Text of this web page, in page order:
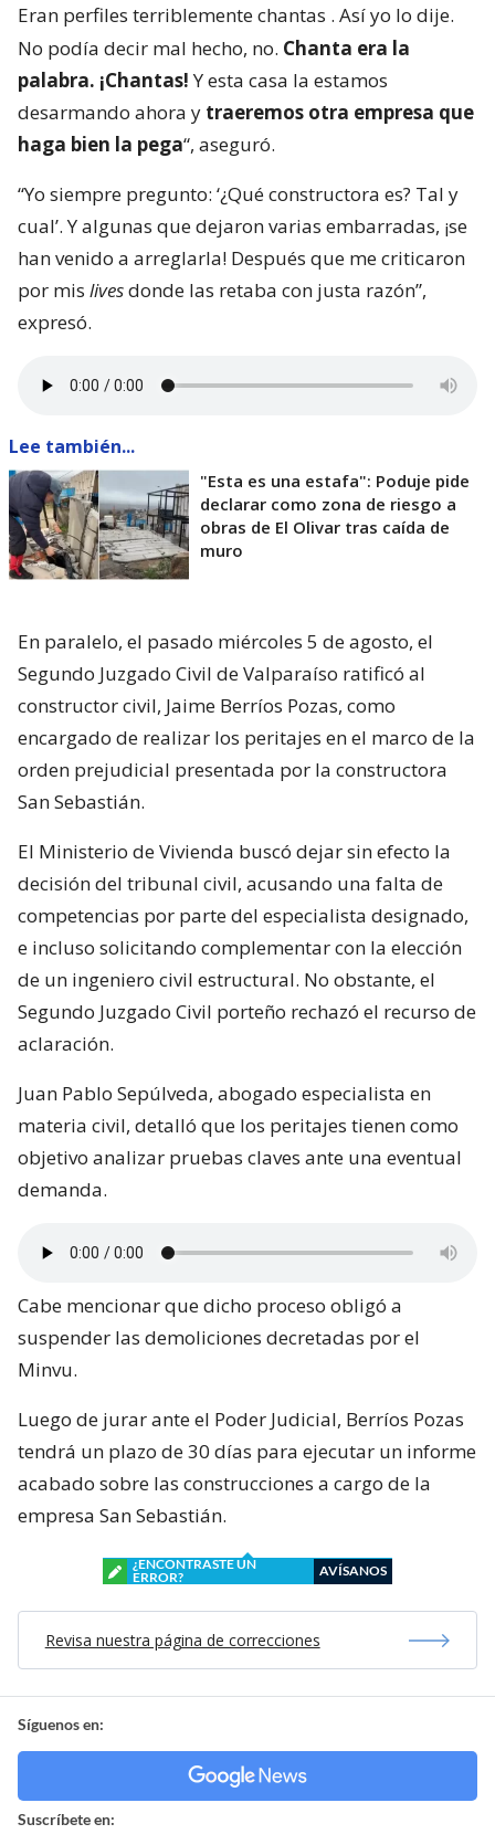
Eran perfiles terriblemente chantas . Así yo lo dije.
No podía decir mal hecho, no. Chanta era la
palabra. ¡Chantas!Y esta casa la estamos
desarmando ahora y traeremos otra empresa que
haga bien la pega“, aseguró.
“Yo siempre pregunto: ‘¿Qué constructora es? Tal y
cual’. Y algunas que dejaron varias embarradas, ¡se
han venido a arreglarla! Después que me criticaron
por mis livesdonde las retaba con justa razón”,
expresó.
Lee también...
"Esta es una estafa": Poduje pide
declarar como zona de riesgo a
obras de El Olivar tras caída de
muro
En paralelo, el pasado miércoles 5 de agosto, el
Segundo Juzgado Civil de Valparaíso ratificó al
constructor civil, Jaime Berríos Pozas, como
encargado de realizar los peritajes en el marco de la
orden prejudicial presentada por la constructora
San Sebastián.
El Ministerio de Vivienda buscó dejar sin efecto la
decisión del tribunal civil, acusando una falta de
competencias por parte del especialista designado,
e incluso solicitando complementar con la elección
de un ingeniero civil estructural. No obstante, el
Segundo Juzgado Civil porteño rechazó el recurso de
aclaración.
Juan Pablo Sepúlveda, abogado especialista en
materia civil, detalló que los peritajes tienen como
objetivo analizar pruebas claves ante una eventual
demanda.
Cabe mencionar que dicho proceso obligó a
suspender las demoliciones decretadas por el
Minvu.
Luego de jurar ante el Poder Judicial, Berríos Pozas
tendrá un plazo de 30 días para ejecutar un informe
acabado sobre las construcciones a cargo de la
empresa San Sebastián.
¿ENCONTRASTE UN
ERROR?
AVÍSANOS
Revisa nuestra página de correcciones
Síguenos en:
Suscríbete en: